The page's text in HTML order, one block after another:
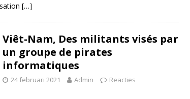
[…]
Viêt-Nam, Des militants visés par
un groupe de pirates
informatiques
24 februari 2021 Admin
Reacties